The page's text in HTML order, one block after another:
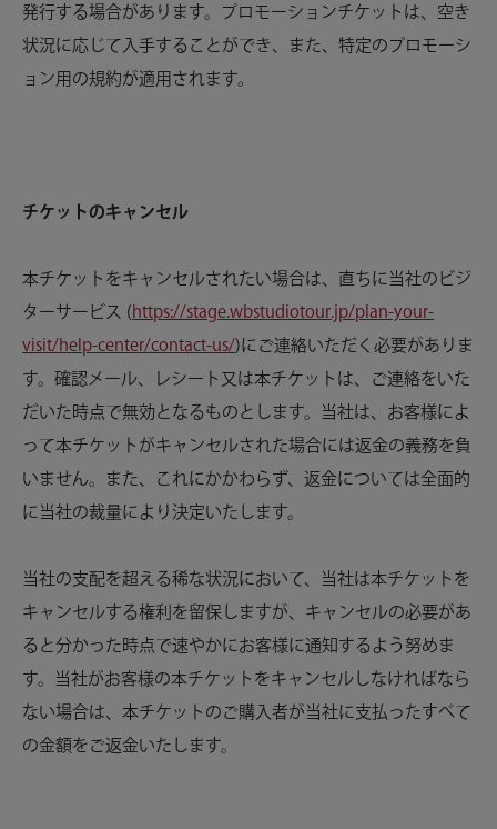
発行する場合があります。プロモーションチケットは、空き
状況に応じて入手することができ、また、特定のプロモーシ
ョン用の規約が適用されます。
チケットのキャンセル
本チケットをキャンセルされたい場合は、直ちに当社のビジ
ターサービス (https://stage.wbstudiotour.jp/plan-your-
visit/help-center/contact-us/)にご連絡いただく必要がありま
す。確認メール、レシート又は本チケットは、ご連絡をいた
だいた時点で無効となるものとします。当社は、お客様によ
って本チケットがキャンセルされた場合には返金の義務を負
いません。また、これにかかわらず、返金については全面的
に当社の裁量により決定いたします。
当社の支配を超える稀な状況において、当社は本チケットを
キャンセルする権利を留保しますが、キャンセルの必要があ
ると分かった時点で速やかにお客様に通知するよう努めま
す。当社がお客様の本チケットをキャンセルしなければなら
ない場合は、本チケットのご購入者が当社に支払ったすべて
の金額をご返金いたします。